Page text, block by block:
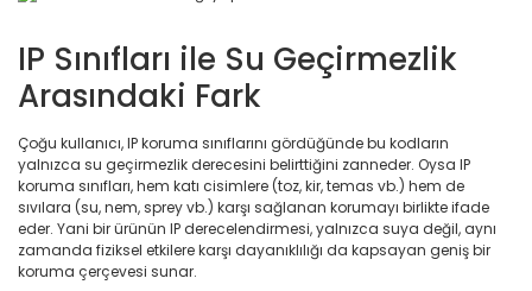
IP Sınıfları ile Su Geçirmezlik
Arasındaki Fark
Çoğu kullanıcı, IP koruma sınıflarını gördüğünde bu kodların
yalnızca su geçirmezlik derecesini belirttiğini zanneder. Oysa IP
koruma sınıfları, hem katı cisimlere (toz, kir, temas vb.) hem de
sıvılara (su, nem, sprey vb.) karşı sağlanan korumayı birlikte ifade
eder. Yani bir ürünün IP derecelendirmesi, yalnızca suya değil, aynı
zamanda fiziksel etkilere karşı dayanıklılığı da kapsayan geniş bir
koruma çerçevesi sunar.